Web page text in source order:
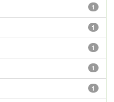
1
1
1
1
1